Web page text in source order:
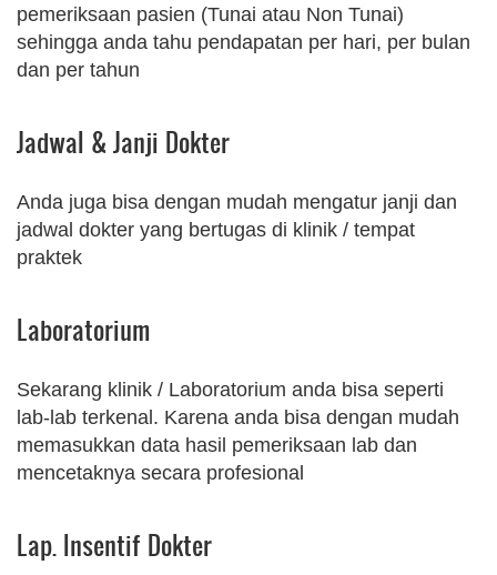
pemeriksaan pasien (Tunai atau Non Tunai)
sehingga anda tahu pendapatan per hari, per bulan
dan per tahun
Jadwal & Janji Dokter
Anda juga bisa dengan mudah mengatur janji dan
jadwal dokter yang bertugas di klinik / tempat
praktek
Laboratorium
Sekarang klinik / Laboratorium anda bisa seperti
lab-lab terkenal. Karena anda bisa dengan mudah
memasukkan data hasil pemeriksaan lab dan
mencetaknya secara profesional
Lap. Insentif Dokter